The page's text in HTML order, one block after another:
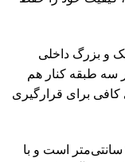
و بزرگ داخلی
سه طبقه کنار هم
کافی برای قرارگیری
سایز این جعبه ابزار فلزی ساخت ایران، ۴۰ سانتی‌متر است و با